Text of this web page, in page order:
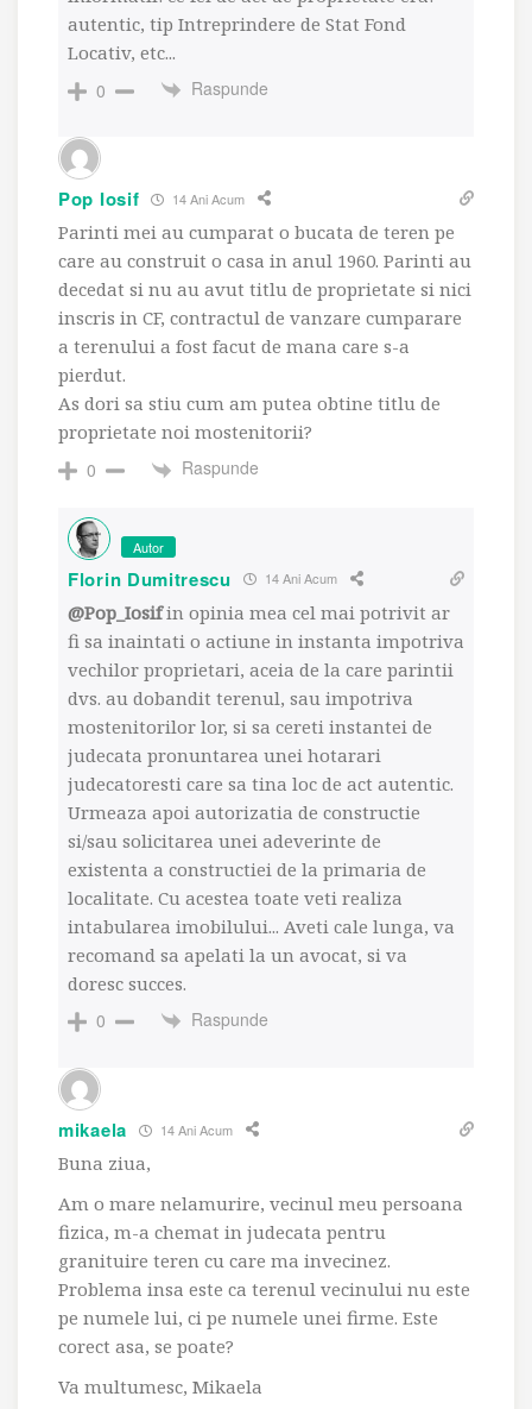
autentic, tip Intreprindere de Stat Fond
Locativ, etc...
0
Raspunde
Pop Iosif 14 Ani Acum
Parinti mei au cumparat o bucata de teren pe
care au construit o casa in anul 1960. Parinti au
decedat si nu au avut titlu de proprietate si nici
inscris in CF, contractul de vanzare cumparare
a terenului a fost facut de mana care s-a
pierdut.
As dori sa stiu cum am putea obtine titlu de
proprietate noi mostenitorii?
0
Raspunde
Autor
Florin Dumitrescu 14 Ani Acum
@Pop_Iosifin opinia mea cel mai potrivit ar
fi sa inaintati o actiune in instanta impotriva
vechilor proprietari, aceia de la care parintii
dvs. au dobandit terenul, sau impotriva
mostenitorilor lor, si sa cereti instantei de
judecata pronuntarea unei hotarari
judecatoresti care sa tina loc de act autentic.
Urmeaza apoi autorizatia de constructie
si/sau solicitarea unei adeverinte de
existenta a constructiei de la primaria de
localitate. Cu acestea toate veti realiza
intabularea imobilului... Aveti cale lunga, va
recomand sa apelati la un avocat, si va
doresc succes.
0
Raspunde
mikaela 14 Ani Acum
Buna ziua,
Am o mare nelamurire, vecinul meu persoana
fizica, m-a chemat in judecata pentru
granituire teren cu care ma invecinez.
Problema insa este ca terenul vecinului nu este
pe numele lui, ci pe numele unei firme. Este
corect asa, se poate?
Va multumesc, Mikaela